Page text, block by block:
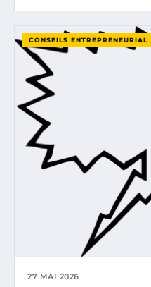
CONSEILS ENTREPRENEURIAL
27 MAI 2026